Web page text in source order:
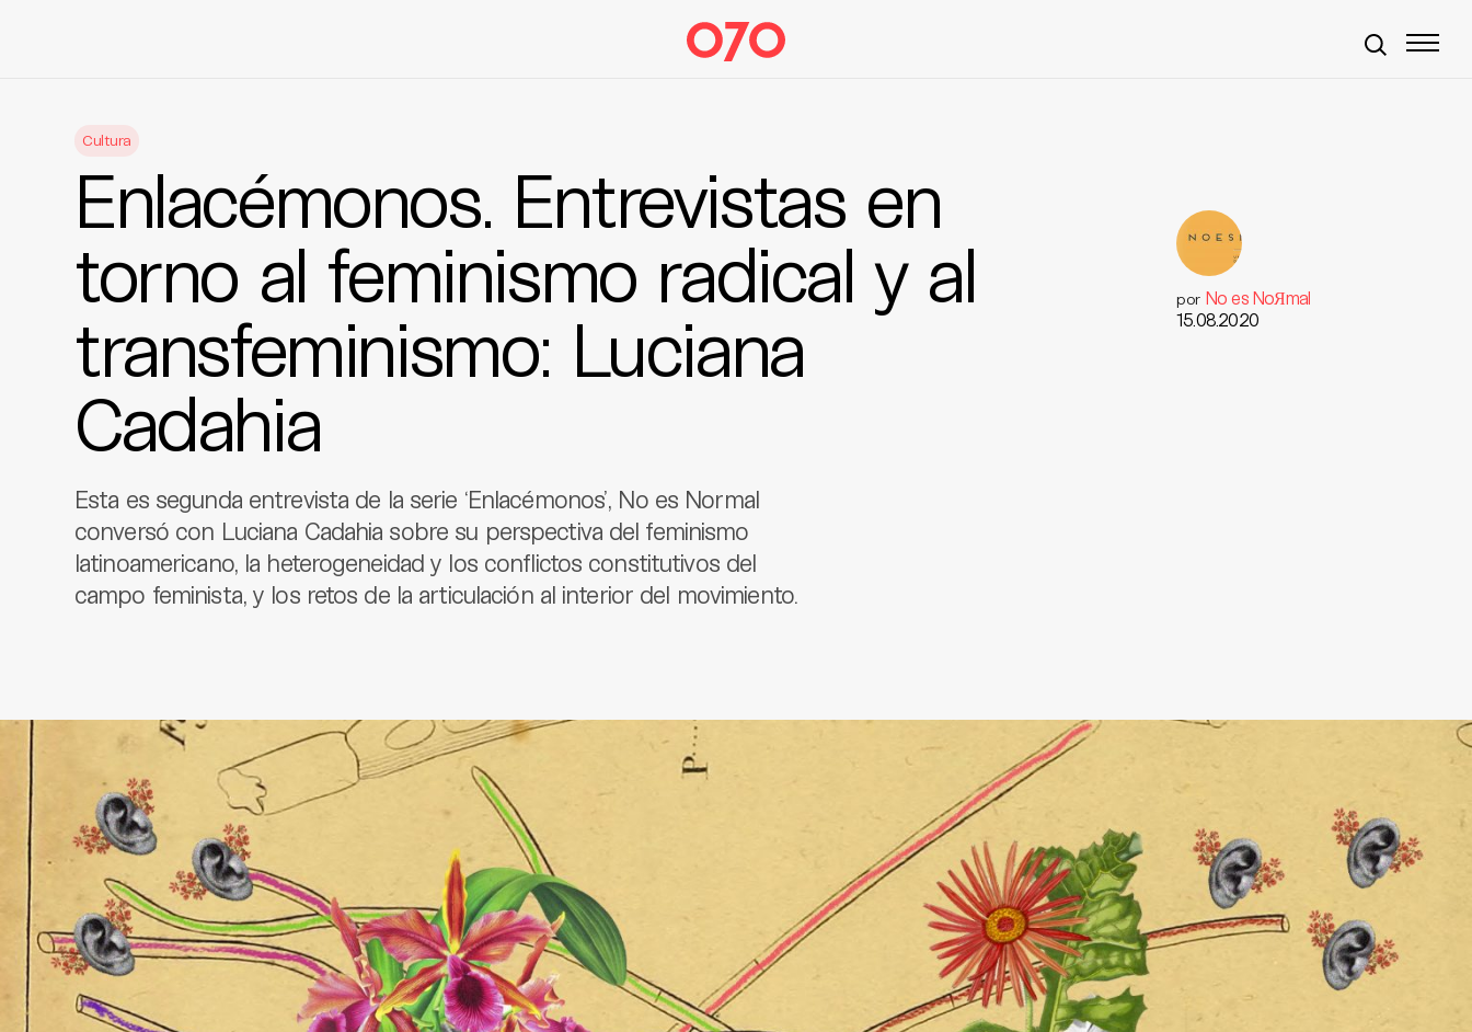
Cultura
Enlacémonos. Entrevistas en
torno al feminismo radical y al
transfeminismo: Luciana
Cadahia
Esta es segunda entrevista de la serie ‘Enlacémonos’, No es Normal
conversó con Luciana Cadahia sobre su perspectiva del feminismo
latinoamericano, la heterogeneidad y los conflictos constitutivos del
campo feminista, y los retos de la articulación al interior del movimiento.
por No es NoЯmal
15.08.2020